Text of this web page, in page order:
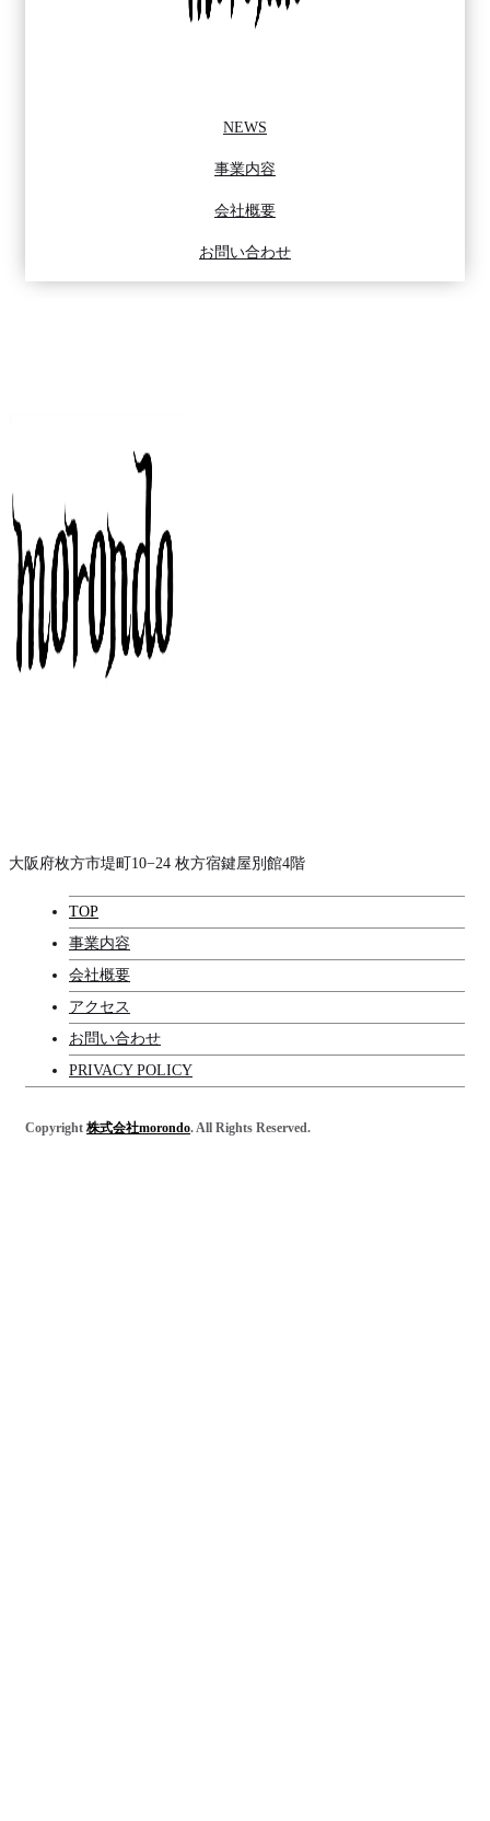
NEWS
事業内容
会社概要
お問い合わせ
大阪府枚方市堤町10−24 枚方宿鍵屋別館4階
TOP
事業内容
会社概要
アクセス
お問い合わせ
PRIVACY POLICY
Copyright 株式会社morondo. All Rights Reserved.